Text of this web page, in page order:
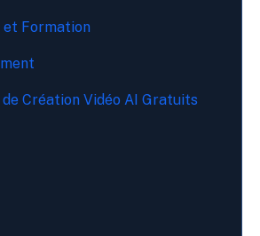
et Formation
de Création Vidéo AI Gratuits